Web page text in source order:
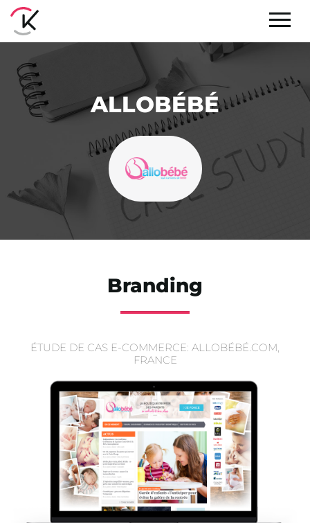
ALLOBÉBÉ
Branding
ÉTUDE DE CAS E-COMMERCE: ALLOBÉBÉ.COM,
FRANCE